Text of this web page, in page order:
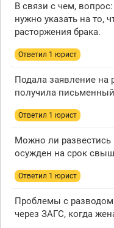
В связи с чем,
нужно указать на то,
расторжения брака.
Ответил 1 юрист
Подала заявление на
получила
Ответил 1 юрист
Можно ли развестись
осужден на срок
Ответил 1 юрист
Проблемы с разводом
через ЗАГС, когда